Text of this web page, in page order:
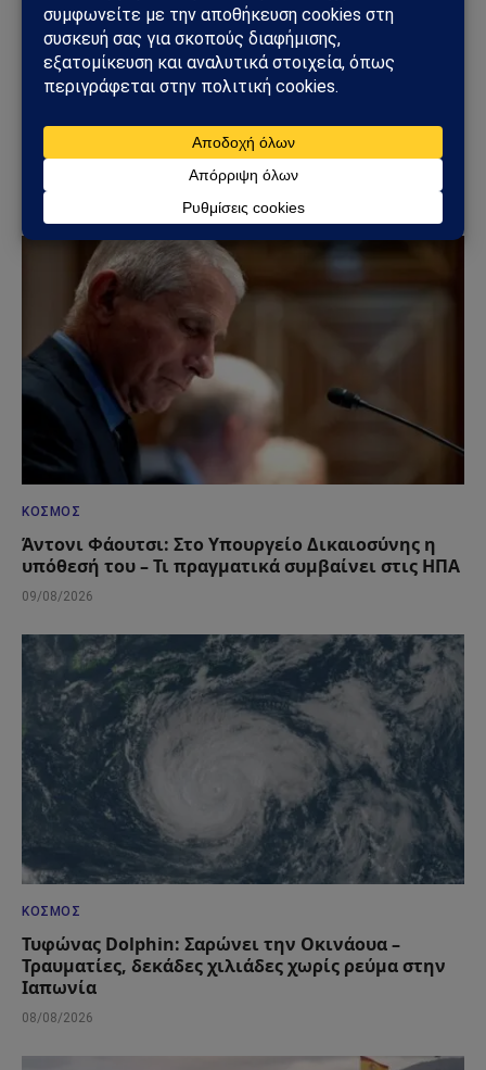
ΚΌΣΜΟΣ
Στενά του Ορμούζ: Το μεγάλο όπλο στρατηγικής
ισχύος του Ιράν – Οι 6 όροι που θέτει η Τεχεράνη
στις ΗΠΑ
09/08/2026
ΚΌΣΜΟΣ
Άντονι Φάουτσι: Στο Υπουργείο Δικαιοσύνης η
υπόθεσή του – Τι πραγματικά συμβαίνει στις ΗΠΑ
09/08/2026
ΚΌΣΜΟΣ
Τυφώνας Dolphin: Σαρώνει την Οκινάουα –
Τραυματίες, δεκάδες χιλιάδες χωρίς ρεύμα στην
Ιαπωνία
08/08/2026